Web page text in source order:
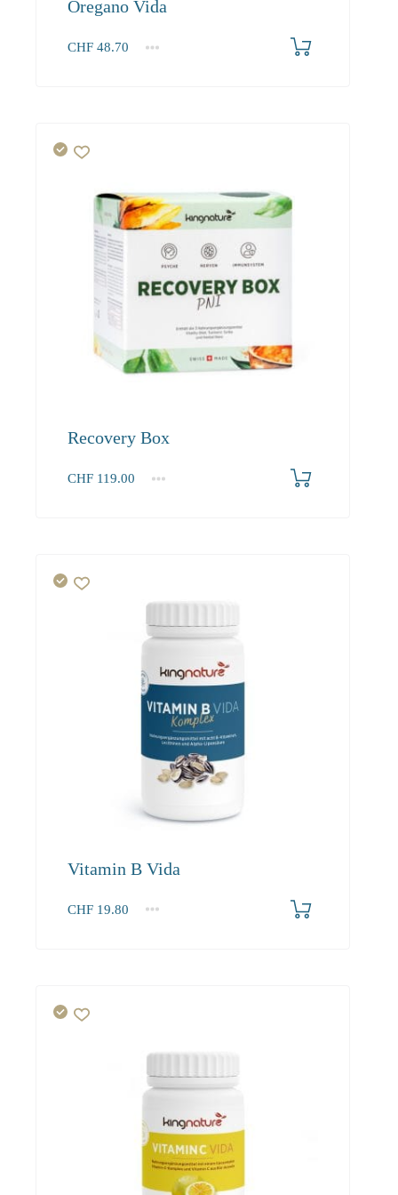
Oregano Vida
CHF 48.70
1 2-3
4+
Recovery Box
CHF 119.00
1 2-3
Vitamin B Vida
CHF 19.80
1 2-3
4+